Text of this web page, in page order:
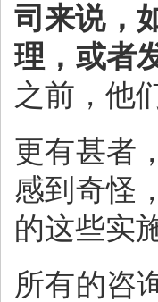
司来说，
理，或者
之前，他
更有甚者
感到奇怪
的这些实
所有的咨